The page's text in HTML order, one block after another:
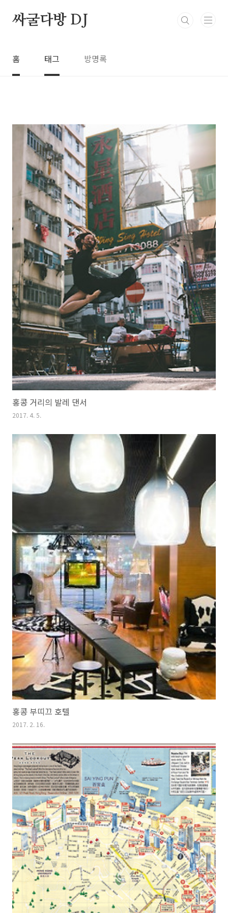
싸굴다방 DJ
홈 태그 방명록
홍콩 거리의 발레 댄서
2017. 4. 5.
홍콩 부띠끄 호텔
2017. 2. 16.